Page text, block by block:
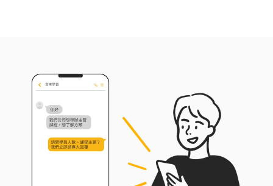
業了解法律、及時規劃相關組織、教育訓練並以此
協助法律風險之控管並取得優勢。